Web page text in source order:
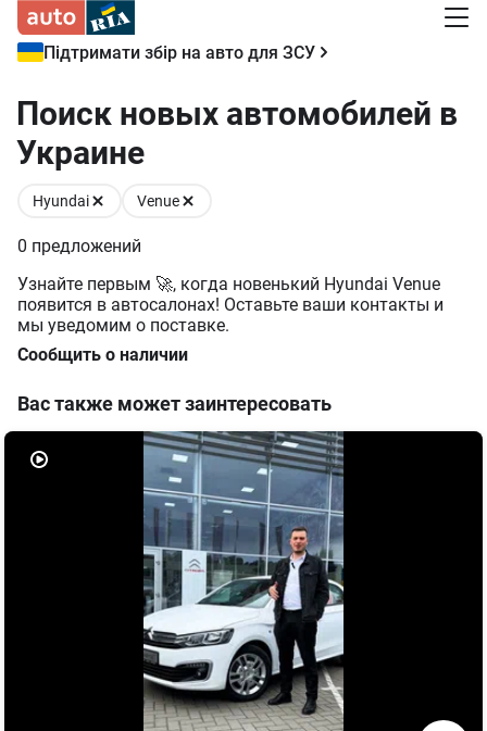
Підтримати збір на авто для ЗСУ
Поиск новых автомобилей в
Украине
Hyundai Venue
0 предложений
Узнайте первым 🚀, когда новенький Hyundai Venue
появится в автосалонах! Оставьте ваши контакты и
мы уведомим о поставке.
Сообщить о наличии
Вас также может заинтересовать